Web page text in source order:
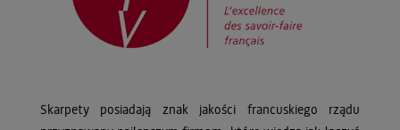
Skarpety posiadają znak jakości francuskiego rządu